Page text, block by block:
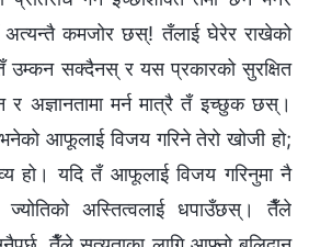
कमजोर छस्! तँलाई घेरेर राखेको
उम्कन सक्दैनस्‌ र यस प्रकारको सुरक्षित
र अज्ञानतामा मर्न मात्रै तँ इच्‍छुक छस्‌।
भनेको आफूलाई विजय गरिने तेरो खोजी हो;
हो। यदि तँ आफूलाई विजय गरिनुमा नै
अस्तित्वलाई धपाउँछस्‌। तैँले